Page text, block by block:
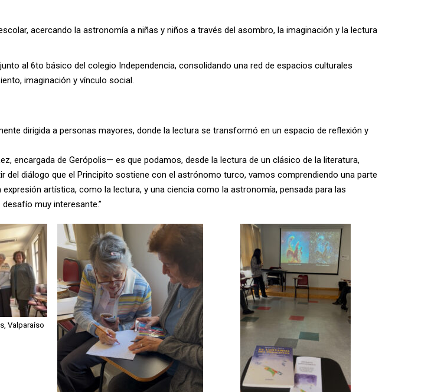
acercando la astronomía a niñas y niños a través del asombro, la imaginación y la lectura
al 6to básico del colegio Independencia, consolidando una red de espacios culturales
imaginación y vínculo social.
dirigida a personas mayores, donde la lectura se transformó en un espacio de reflexión y
encargada de Gerópolis— es que podamos, desde la lectura de un clásico de la literatura,
diálogo que el Principito sostiene con el astrónomo turco, vamos comprendiendo una parte
artística, como la lectura, y una ciencia como la astronomía, pensada para las
muy interesante.”
Valparaíso